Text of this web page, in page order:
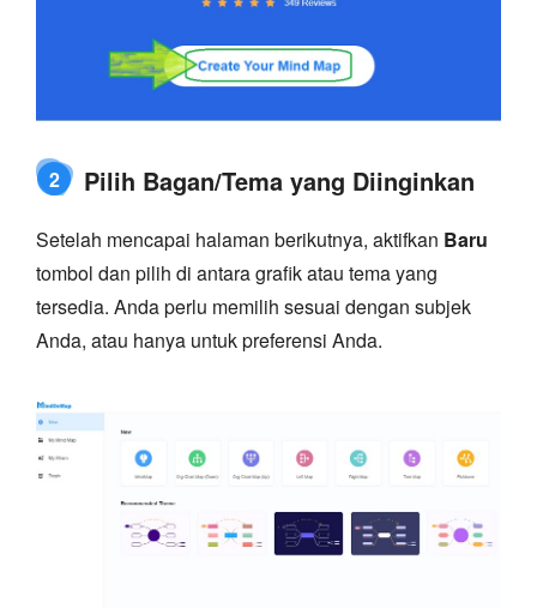
2 Pilih Bagan/Tema yang Diinginkan
Setelah mencapai halaman berikutnya, aktifkan Baru
tombol dan pilih di antara grafik atau tema yang
tersedia. Anda perlu memilih sesuai dengan subjek
Anda, atau hanya untuk preferensi Anda.